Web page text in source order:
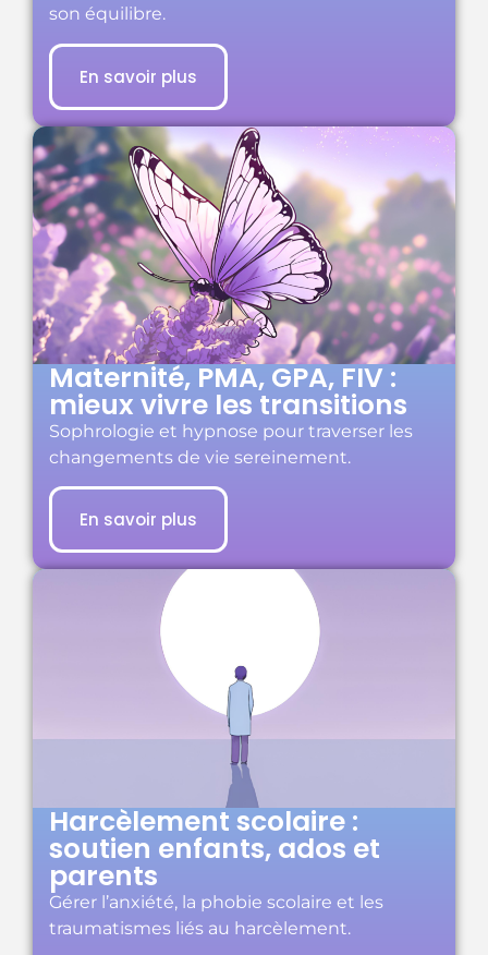
son équilibre.
En savoir plus
Maternité, PMA, GPA, FIV :
mieux vivre les transitions
Sophrologie et hypnose pour traverser les
changements de vie sereinement.
En savoir plus
Harcèlement scolaire :
soutien enfants, ados et
parents
Gérer l’anxiété, la phobie scolaire et les
traumatismes liés au harcèlement.